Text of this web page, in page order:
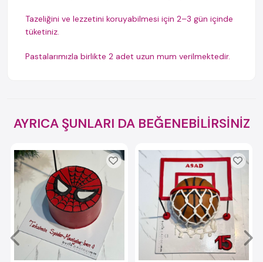
Tazeliğini ve lezzetini koruyabilmesi için 2–3 gün içinde
tüketiniz.
Pastalarımızla birlikte 2 adet uzun mum verilmektedir.
AYRICA ŞUNLARI DA BEĞENEBİLİRSİNİZ